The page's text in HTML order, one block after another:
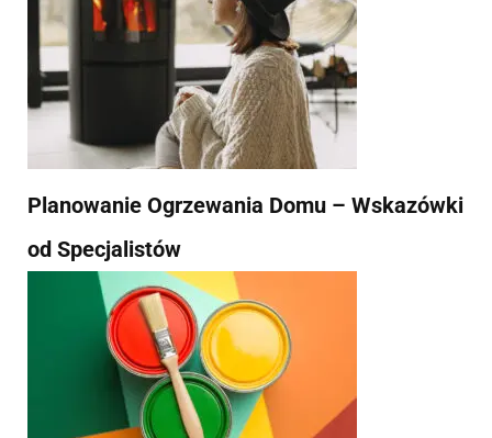
Planowanie Ogrzewania Domu – Wskazówki
od Specjalistów